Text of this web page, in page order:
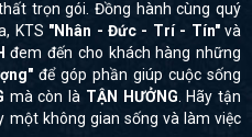
trọn gói. Đồng hành cùng quý
KTS "Nhân - Đức - Trí - Tín"và
đem đến cho khách hàng những
để góp phần giúp cuộc sống
mà còn là TẬN HƯỞNG . Hãy tận
một không gian sống và làm việc